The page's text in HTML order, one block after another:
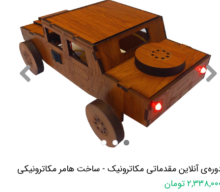
آنلاین مقدماتی مکاترونیک - ساخت هامر مکاترونیکی
تومان